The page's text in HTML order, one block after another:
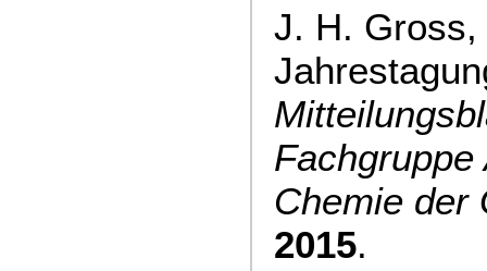
J. H.
Chemie der
2015.